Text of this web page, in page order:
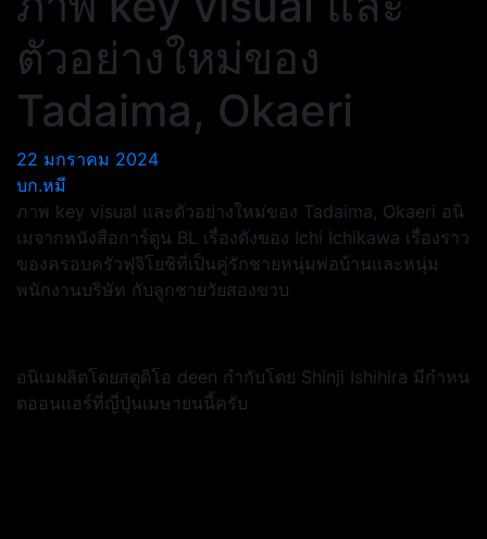
ตัวอย่างใหม่ของ
Tadaima, Okaeri
22 มกราคม 2024
บก.หมี
ภาพ key visual และตัวอย่างใหม่ของ Tadaima, Okaeri อนิ
เมจากหนังสือการ์ตูน BL เรื่องดังของ Ichi Ichikawa เรื่องราว
ของครอบครัวฟุจิโยชิที่เป็นคู่รักชายหนุ่มพ่อบ้านและหนุ่ม
พนักงานบริษัท กับลูกชายวัยสองขวบ
อนิเมผลิตโดยสตูดิโอ deen กำกับโดย Shinji Ishihira มีกำหน
ดออนแอร์ที่ญี่ปุ่นเมษายนนี้ครับ